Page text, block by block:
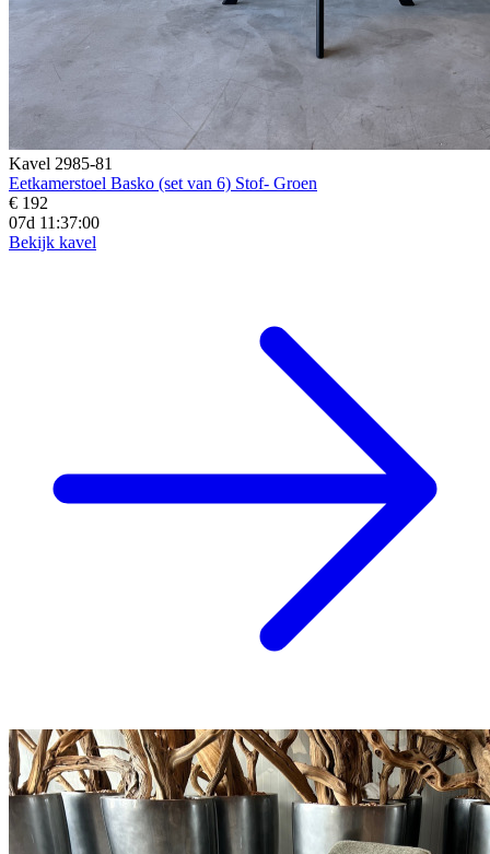
Kavel 2985-81
Eetkamerstoel Basko (set van 6) Stof- Groen
€ 192
07d 11:36:58
Bekijk kavel